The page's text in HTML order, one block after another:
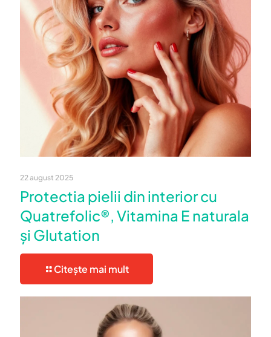
22 august 2025
Protectia pielii din interior cu
Quatrefolic®, Vitamina E naturala
și Glutation
Citește mai mult